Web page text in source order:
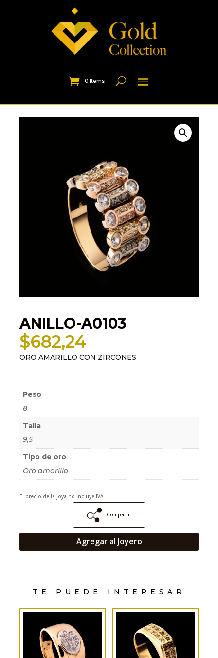
0 Items
ANILLO-A0103
$682,24
ORO AMARILLO CON ZIRCONES
Peso
8
Talla
9,5
Tipo de oro
Oro amarillo
El precio de la joya no incluye IVA
Compartir
Agregar al Joyero
TE PUEDE INTERESAR